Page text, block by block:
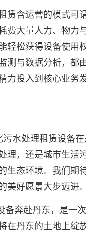
赁含运营的模式
费大量人力、物
轻松获得设备使
测与数据分析，
力投入到核心业务
水处理租赁设备
理，还是城市生
生态环境。我们
美好愿景大步迈进。
备奔赴丹东，是一
在丹东的土地上绽